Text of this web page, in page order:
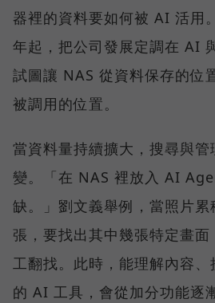
器裡的資料要如何被 AI 活用
年起，把公司發展定調在 AI
試圖讓 NAS 從資料保存的位
被調用的位置。
當資料量持續擴大，搜尋與
變。「在 NAS 裡放入 AI
缺。」劉文義舉例，當照片
張，要找出其中幾張特定畫面
工翻找。此時，能理解內容
的 AI 工具，會從加分功能逐